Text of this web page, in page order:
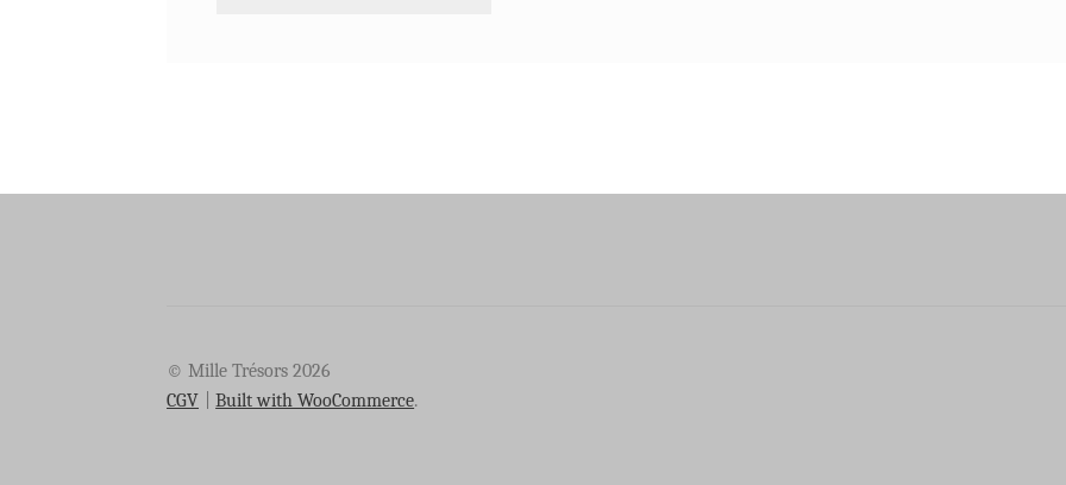
© Mille Trésors 2026
CGV
Built with WooCommerce.